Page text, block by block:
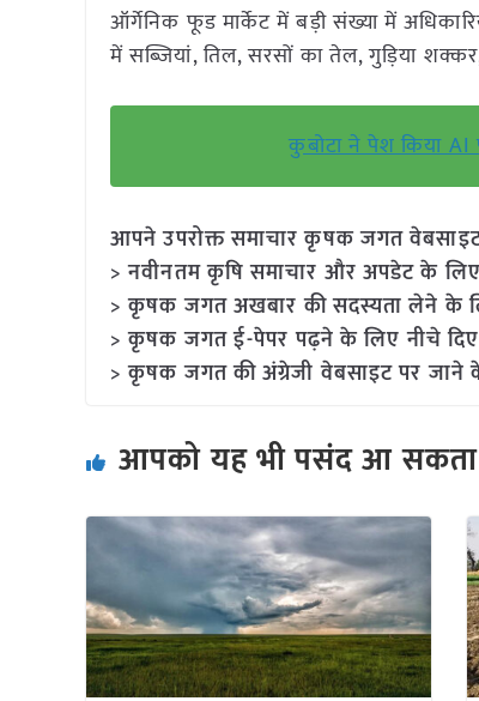
ऑर्गेनिक फूड मार्केट में बड़ी संख्या में
में सब्जियां, तिल, सरसों का तेल, गुड़िया
कुबोटा ने पेश किया AI
आपने उपरोक्त समाचार कृषक जगत
> नवीनतम कृषि समाचार और अपडेट के
> कृषक जगत अखबार की सदस्यता लेने के
> कृषक जगत ई-पेपर पढ़ने के लिए नीचे
> कृषक जगत की अंग्रेजी वेबसाइट पर
आपको यह भी पसंद आ